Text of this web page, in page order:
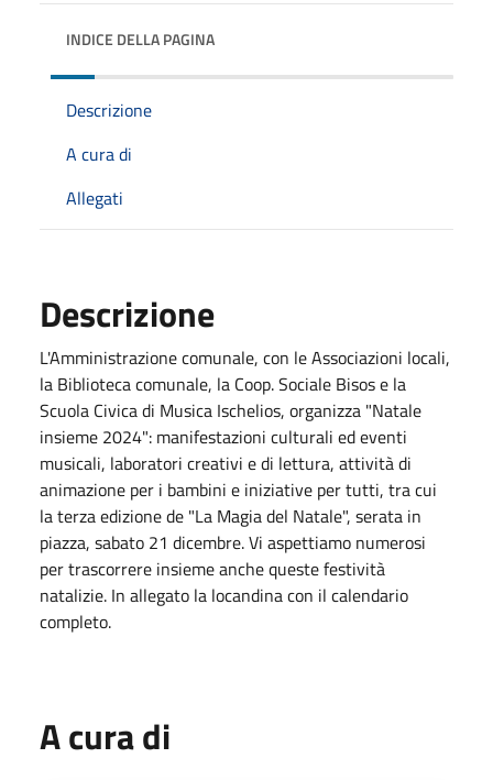
INDICE DELLA PAGINA
Descrizione
A cura di
Allegati
Descrizione
L'Amministrazione comunale, con le Associazioni locali,
la Biblioteca comunale, la Coop. Sociale Bisos e la
Scuola Civica di Musica Ischelios, organizza "Natale
insieme 2024": manifestazioni culturali ed eventi
musicali, laboratori creativi e di lettura, attività di
animazione per i bambini e iniziative per tutti, tra cui
la terza edizione de "La Magia del Natale", serata in
piazza, sabato 21 dicembre. Vi aspettiamo numerosi
per trascorrere insieme anche queste festività
natalizie. In allegato la locandina con il calendario
completo.
A cura di